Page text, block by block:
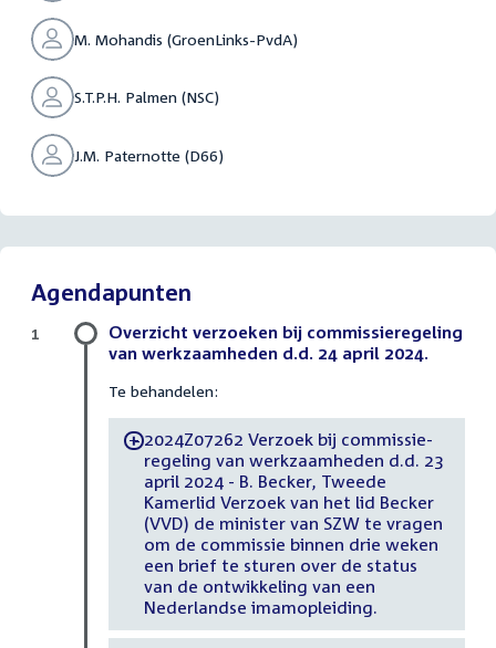
M. Mohandis (GroenLinks-PvdA)
S.T.P.H. Palmen (NSC)
J.M. Paternotte (D66)
Agendapunten
Overzicht verzoeken bij commissieregeling
van werkzaamheden d.d. 24 april 2024.
Te behandelen:
-2024Z07262 Verzoek bij commissie-
regeling van werkzaamheden d.d. 23
april 2024 - B. Becker, Tweede
Kamerlid Verzoek van het lid Becker
(VVD) de minister van SZW te vragen
om de commissie binnen drie weken
een brief te sturen over de status
van de ontwikkeling van een
Nederlandse imamopleiding.
1